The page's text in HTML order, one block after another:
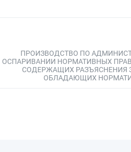
ПРОИЗВОДСТВО ПО
ОСПАРИВАНИИ НОРМАТИВНЫХ
СОДЕРЖАЩИХ РАЗЪЯСНЕНИЯ
ОБЛАДАЮЩИХ